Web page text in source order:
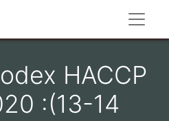
HACCP
:(13-14